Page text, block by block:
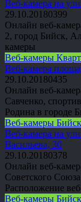
Веб-камера на
29.10.20180399
Онлайн веб-
2, город Бийск,
камеры
Веб-камеры
Веб-камера
29.10.20180435
Онлайн веб-
Савченко,
Родина в городе
Веб-камеры
Веб-камера на
Васильева, 30
29.10.20180378
Онлайн веб-
Советского
Расположение
Веб-камеры